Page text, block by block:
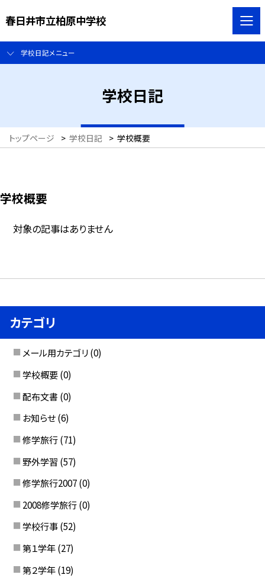
春日井市立柏原中学校
学校日記メニュー
学校日記
トップページ > 学校日記 > 学校概要
学校概要
対象の記事はありません
カテゴリ
メール用カテゴリ (0)
学校概要 (0)
配布文書 (0)
お知らせ (6)
修学旅行 (71)
野外学習 (57)
修学旅行2007 (0)
2008修学旅行 (0)
学校行事 (52)
第１学年 (27)
第２学年 (19)